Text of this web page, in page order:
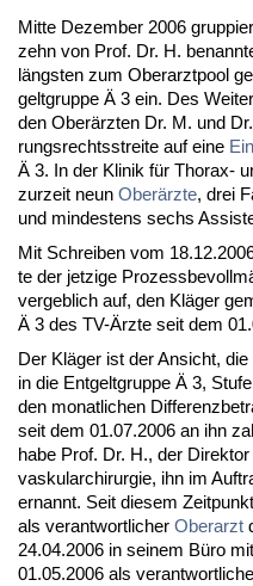
Mit­te De­zem­ber 2006
zehn von Prof. Dr. H.
längs­ten zum Ober­arzt­pool
gelt­grup­pe Ä 3 ein. Des
den Oberärz­ten Dr. M. und
rungs­rechts­strei­te auf ei­ne
Ä 3. In der Kli­nik für Tho­rax-
zur­zeit neun Oberärz­te, drei
und min­des­tens sechs
Mit Schrei­ben vom
te der jet­zi­ge
ver­geb­lich auf, den Kläger
Ä 3 des TV-Ärz­te seit dem
Der Kläger ist der An­sicht,
in die Ent­gelt­grup­pe Ä 3,
den mo­nat­li­chen
seit dem 01.07.2006 an ihn
ha­be Prof. Dr. H., der
vas­ku­lar­chir­ur­gie, ihn im
er­nannt. Seit die­sem
als ver­ant­wort­li­cher Ober­arzt
24.04.2006 in sei­nem Büro
01.05.2006 als